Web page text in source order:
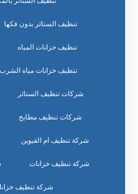
تنظيف الستائر بدون فكها
تنظيف خزانات المياه
تنظيف خزانات مياه الشرب
شركات تنظيف الستائر
شركات تنظيف مطابخ
شركة تنظيف ام القيوين
شركة تنظيف خزانات
شركة تنظيف